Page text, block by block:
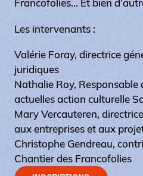
Francofolies… Et bien
Les intervenants :
Valérie Foray, directrice
juridiques
Nathalie Roy, Responsable
actuelles action culturelle
Mary Vercauteren,
aux entreprises et aux
Christophe Gendreau,
Chantier des Francofolies